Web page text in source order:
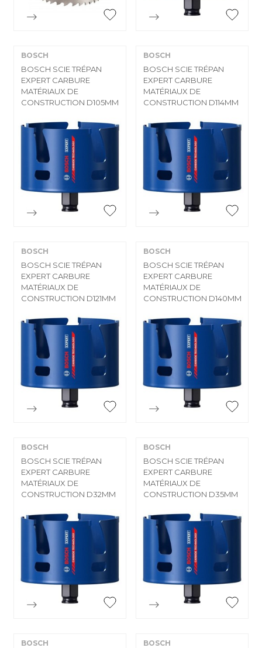
BOSCH
BOSCH SCIE TRÉPAN
EXPERT CARBURE
MATÉRIAUX DE
CONSTRUCTION D105MM
BOSCH
BOSCH SCIE TRÉPAN
EXPERT CARBURE
MATÉRIAUX DE
CONSTRUCTION D114MM
BOSCH
BOSCH SCIE TRÉPAN
EXPERT CARBURE
MATÉRIAUX DE
CONSTRUCTION D121MM
BOSCH
BOSCH SCIE TRÉPAN
EXPERT CARBURE
MATÉRIAUX DE
CONSTRUCTION D140MM
BOSCH
BOSCH SCIE TRÉPAN
EXPERT CARBURE
MATÉRIAUX DE
CONSTRUCTION D32MM
BOSCH
BOSCH SCIE TRÉPAN
EXPERT CARBURE
MATÉRIAUX DE
CONSTRUCTION D35MM
BOSCH BOSCH